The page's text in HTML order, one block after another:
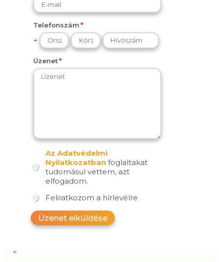
Telefonszám
+
Üzenet
Az Adatvédelmi
Nyilatkozatban foglaltakat
tudomásul vettem, azt
elfogadom.
Feliratkozom a hírlevélre
Üzenet elküldése
<